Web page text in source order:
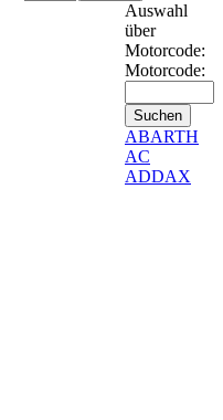
Auswahl
über
Motorcode:
Motorcode:
ABARTH
AC
ADDAX